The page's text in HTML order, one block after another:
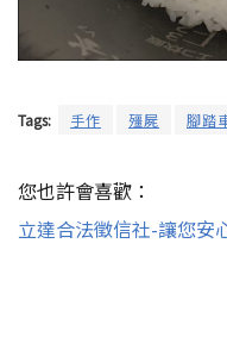
Tags: 手作 殭屍 腳踏
您也許會喜歡：
立達合法徵信社-讓您安